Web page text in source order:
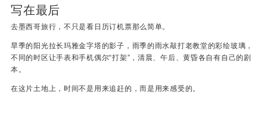
写在最后
去墨西哥旅行，不只是看日历订机票那么简单。
旱季的阳光拉长玛雅金字塔的影子，雨季的雨水敲打老教堂的彩绘玻璃，
不同的时区让手表和手机偶尔“打架”，清晨、午后、黄昏各自有自己的剧
本。
在这片土地上，时间不是用来追赶的，而是用来感受的。